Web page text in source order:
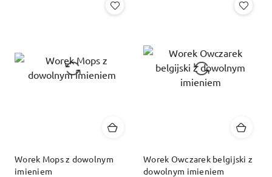
Worek Mops z dowolnym
imieniem
Worek Owczarek belgijski z
dowolnym imieniem